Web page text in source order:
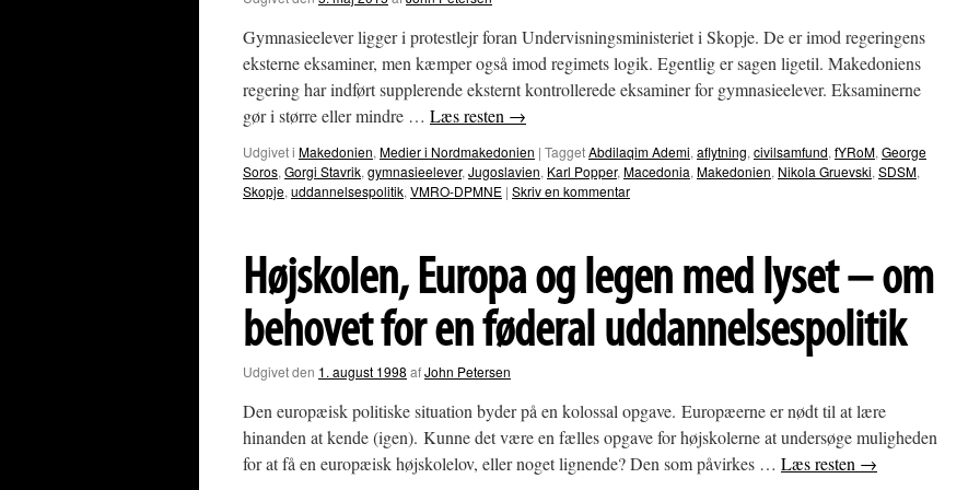
Gymnasieelever ligger i protestlejr foran Undervisningsministeriet i Skopje. De er imod regeringens
eksterne eksaminer, men kæmper også imod regimets logik. Egentlig er sagen ligetil. Makedoniens
regering har indført supplerende eksternt kontrollerede eksaminer for gymnasieelever. Eksaminerne
gør i større eller mindre … Læs resten →
Udgivet i Makedonien, Medier i Nordmakedonien | TaggetAbdilaqim Ademi, aflytning, civilsamfund, fYRoM, George
Soros, Gorgi Stavrik, gymnasieelever, Jugoslavien, Karl Popper, Macedonia, Makedonien, Nikola Gruevski, SDSM,
Skopje, uddannelsespolitik, VMRO-DPMNE | Skriv en kommentar
Højskolen, Europa og legen med lyset – om
behovet for en føderal uddannelsespolitik
Udgivet den 1. august 1998 afJohn Petersen
Den europæisk politiske situation byder på en kolossal opgave. Europæerne er nødt til at lære
hinanden at kende (igen). Kunne det være en fælles opgave for højskolerne at undersøge muligheden
for at få en europæisk højskolelov, eller noget lignende? Den som påvirkes … Læs resten →